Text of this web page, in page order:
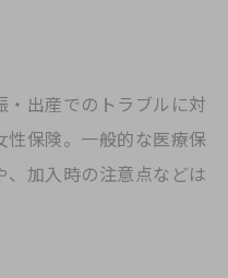
・出産でのトラブルに対
性保険。一般的な医療保
、加入時の注意点などは